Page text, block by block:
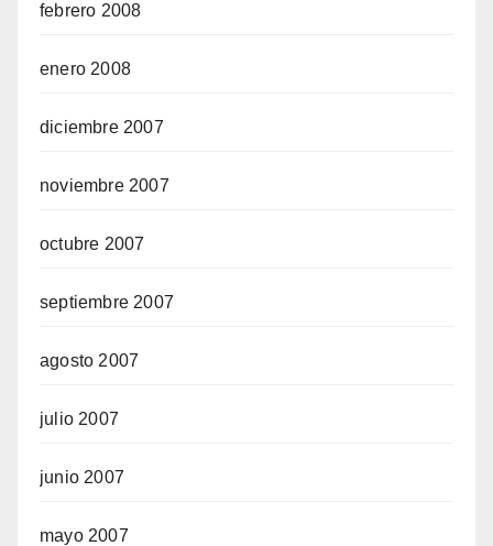
febrero 2008
enero 2008
diciembre 2007
noviembre 2007
octubre 2007
septiembre 2007
agosto 2007
julio 2007
junio 2007
mayo 2007